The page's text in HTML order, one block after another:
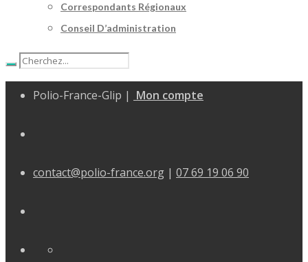
Correspondants Régionaux
Conseil D’administration
Polio-France-Glip | Mon compte
contact@polio-france.org | 07 69 19 06 90